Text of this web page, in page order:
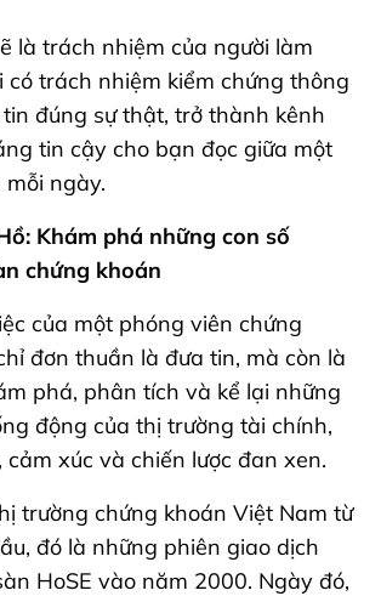
là trách nhiệm của người làm
có trách nhiệm kiểm chứng thông
đúng sự thật, trở thành kênh
tin cậy cho bạn đọc giữa một
ngày.
Khám phá những con số
chứng khoán
của một phóng viên chứng
đơn thuần là đưa tin, mà còn là
phá, phân tích và kể lại những
động của thị trường tài chính,
cảm xúc và chiến lược đan xen.
trường chứng khoán Việt Nam từ
đó là những phiên giao dịch
HoSE vào năm 2000. Ngày đó,